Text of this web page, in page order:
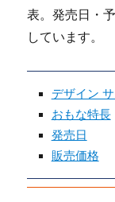
表。発売日・
しています。
デザイン
おもな特長
発売日
販売価格